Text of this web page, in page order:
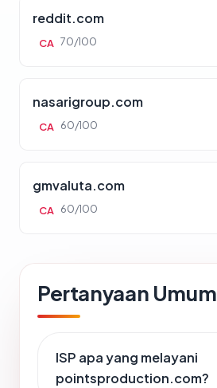
reddit.com
CA 70/100
nasarigroup.com
CA 60/100
gmvaluta.com
CA 60/100
Pertanyaan Umum
ISP apa yang melayani
pointsproduction.com?